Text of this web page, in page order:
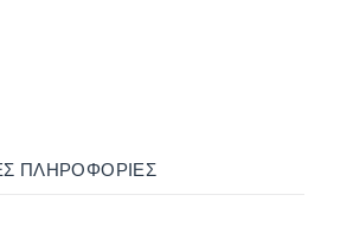
ΠΛΗΡΟΦΟΡΊΕΣ